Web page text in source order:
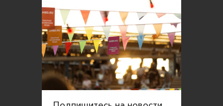
Правила сайта
Оферта для продавцов
Оферта для покупателей
Политика конфиденциальности
Согласие на обработку персональных данных